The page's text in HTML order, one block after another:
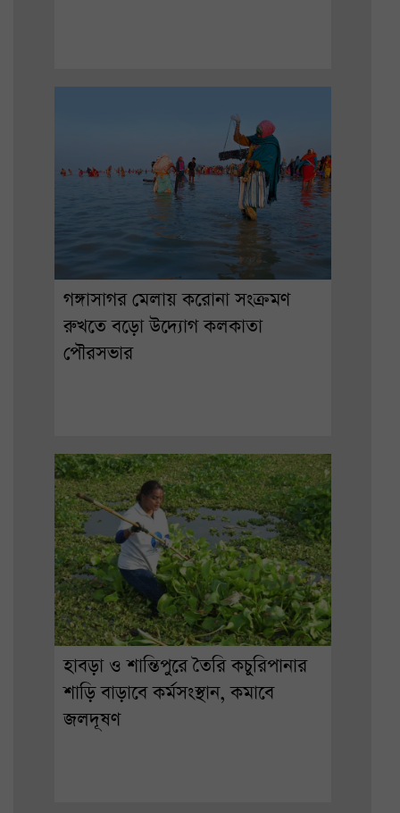
গঙ্গাসাগর মেলায় করোনা সংক্রমণ
রুখতে বড়ো উদ্যোগ কলকাতা
পৌরসভার
হাবড়া ও শান্তিপুরে তৈরি কচুরিপানার
শাড়ি বাড়াবে কর্মসংস্থান, কমাবে
জলদূষণ